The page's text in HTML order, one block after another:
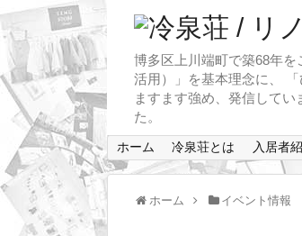
博多区上川端町で築68年を
活用）」を基本理念に、
ますます強め、発信して
た。
ホーム 冷泉荘とは 入居者
ホーム イベント情報